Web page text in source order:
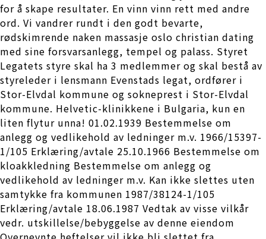
for å skape resultater. En vinn vinn rett med andre
ord. Vi vandrer rundt i den godt bevarte,
rødskimrende naken massasje oslo christian dating
med sine forsvarsanlegg, tempel og palass. Styret
Legatets styre skal ha 3 medlemmer og skal bestå av
styreleder i lensmann Evenstads legat, ordfører i
Stor-Elvdal kommune og sokneprest i Stor-Elvdal
kommune. Helvetic-klinikkene i Bulgaria, kun en
liten flytur unna! 01.02.1939 Bestemmelse om
anlegg og vedlikehold av ledninger m.v. 1966/15397-
1/105 Erklæring/avtale 25.10.1966 Bestemmelse om
kloakkledning Bestemmelse om anlegg og
vedlikehold av ledninger m.v. Kan ikke slettes uten
samtykke fra kommunen 1987/38124-1/105
Erklæring/avtale 18.06.1987 Vedtak av visse vilkår
vedr. utskillelse/bebyggelse av denne eiendom